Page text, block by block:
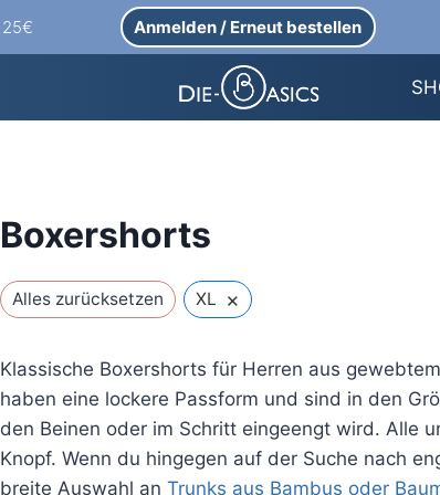
Anmelden / Erneut bestellen
Boxershorts
Alles zurücksetzen XL ×
Klassische Boxershorts für Herren aus
haben eine lockere Passform und sind in den
den Beinen oder im Schritt eingeengt wird. Alle
Knopf. Wenn du hingegen auf der Suche nach
breite Auswahl anTrunks aus Bambus oder